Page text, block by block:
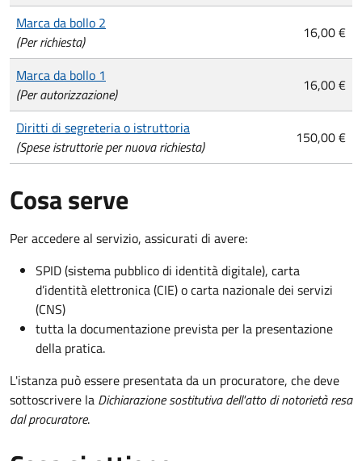
Marca da bollo 2
(Per richiesta)
16,00 €
Marca da bollo 1
(Per autorizzazione)
16,00 €
Diritti di segreteria o istruttoria
(Spese istruttorie per nuova richiesta)
150,00 €
Cosa serve
Per accedere al servizio, assicurati di avere:
SPID (sistema pubblico di identità digitale), carta
d’identità elettronica (CIE) o carta nazionale dei servizi
(CNS)
tutta la documentazione prevista per la presentazione
della pratica.
L'istanza può essere presentata da un procuratore, che deve
sottoscrivere la Dichiarazione sostitutiva dell'atto di notorietà resa
dal procuratore.